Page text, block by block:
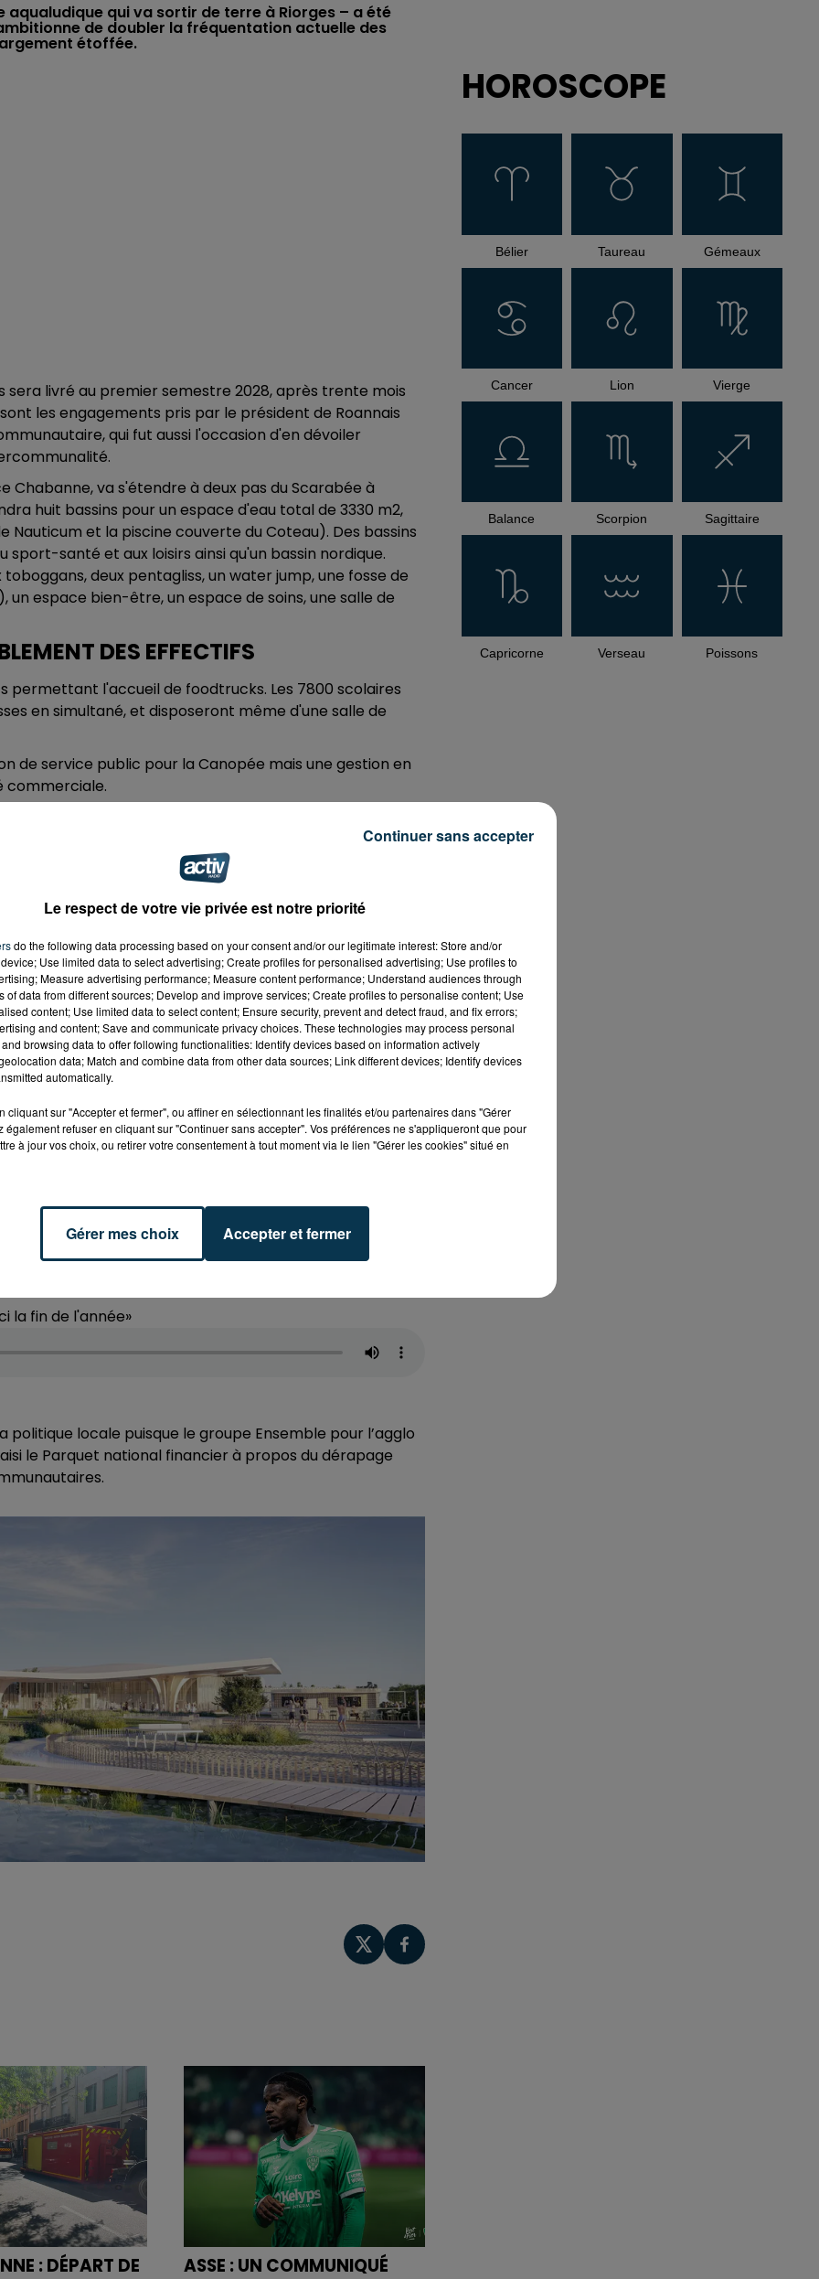
qui va sortir de terre à Riorges – a été
de doubler la fréquentation actuelle des
étoffée.
sera livré au premier semestre 2028, après trente mois
les engagements pris par le président de Roannais
qui fut aussi l'occasion d'en dévoiler
Chabanne, va s'étendre à deux pas du Scarabée à
huit bassins pour un espace d'eau total de 3330 m2,
et la piscine couverte du Coteau). Des bassins
santé et aux loisirs ainsi qu'un bassin nordique.
deux pentagliss, un water jump, une fosse de
un espace bien-être, un espace de soins, une salle de
DES EFFECTIFS
l'accueil de foodtrucks. Les 7800 scolaires
en simultané, et disposeront même d'une salle de
de service public pour la Canopée mais une gestion en
commerciale.
et une diminution du CO2 émis de 73% par
d'ombrières photovoltaïques et l'eau sera filtrée
n'en coûtera que 44M€ à l'intercommunalité, soit 8,5%
2021-2025.
(deux fois plus qu'aujourd'hui) et offrira une amplitude
an) pour viser une fréquentation de 435 000 utilisateurs
promet un déficit d'exploitation maitrisé aux
que représentent actuellement les deux centres
augmentation d'impôt»
la fin de l'année»
locale puisque le groupe Ensemble pour l’agglo
le Parquet national financier à propos du dérapage
: DÉPART DE
ASSE : UN COMMUNIQUÉ
HOROSCOPE
Bélier Taureau Gémeaux
Cancer Lion Vierge
Balance Scorpion Sagittaire
Capricorne Verseau Poissons
Le respect de votre vie privée est notre priorité
do the following data processing based on your consent and/or our legitimate interest: Store and/or
Use limited data to select advertising; Create profiles for personalised advertising; Use profiles to
Measure advertising performance; Measure content performance; Understand audiences through
of data from different sources; Develop and improve services; Create profiles to personalise content; Use
content; Use limited data to select content; Ensure security, prevent and detect fraud, and fix errors;
and content; Save and communicate privacy choices. These technologies may process personal
browsing data to offer following functionalities: Identify devices based on information actively
data; Match and combine data from other data sources; Link different devices; Identify devices
automatically.
cliquant sur "Accepter et fermer", ou affiner en sélectionnant les finalités et/ou partenaires dans "Gérer
également refuser en cliquant sur "Continuer sans accepter". Vos préférences ne s'appliqueront que pour
à jour vos choix, ou retirer votre consentement à tout moment via le lien "Gérer les cookies" situé en
Gérer mes choix Accepter et fermer
Continuer sans accepter